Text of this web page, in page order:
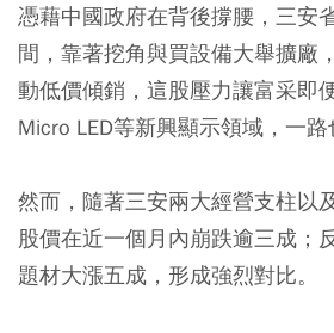
憑藉中國政府在背後撐腰，三安
間，靠著挖角與買設備大舉擴廠
動低價傾銷，這股壓力讓富采即
Micro LED等新興顯示領域，一路
然而，隨著三安兩大經營支柱以
股價在近一個月內崩跌逾三成；
題材大漲五成，形成強烈對比。